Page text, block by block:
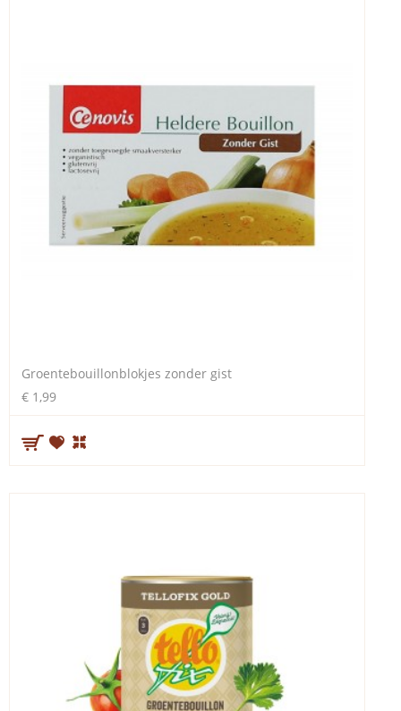
Groentebouillonblokjes zonder gist
€ 1,99